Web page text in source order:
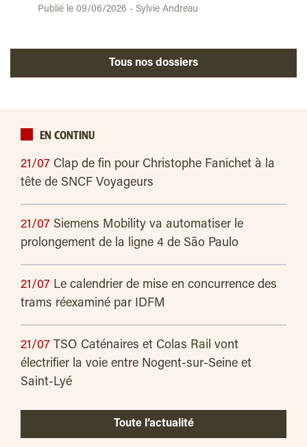
Publié le 09/06/2026 - Sylvie Andreau
Tous nos dossiers
EN CONTINU
21/07 Clap de fin pour Christophe Fanichet à la
tête de SNCF Voyageurs
21/07 Siemens Mobility va automatiser le
prolongement de la ligne 4 de São Paulo
21/07 Le calendrier de mise en concurrence des
trams réexaminé par IDFM
21/07 TSO Caténaires et Colas Rail vont
électrifier la voie entre Nogent-sur-Seine et
Saint-Lyé
Toute l’actualité